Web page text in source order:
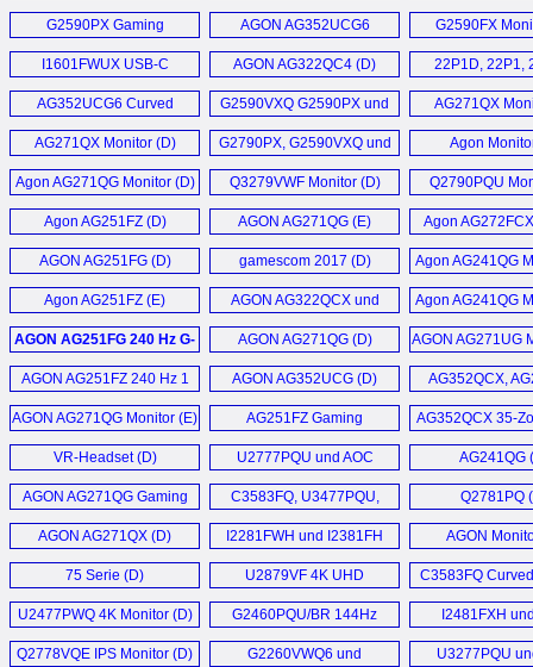
Monitor (D)
AOC 27V2Q (D)
C32G1 Curved
G2590PX Gaming
Monitor (E)
AGON AG352UCG6
Monitor (E)
G2590FX
I1601FWUX USB-C
Monitor (D)
AGON AG322QC4 (D)
22P1D, 22P1,
X24P1, 27P1 und
AG352UCG6 Curved
Monitor (D)
G2590VXQ G2590PX und
G2790PX (D)
AG271QX
AG271QX Monitor (D)
G2790PX, G2590VXQ und
G2590PX Monitor (D)
Agon
Agon AG271QG Monitor (D) Q3279VWF Monitor (D) Q2790PQU
Agon AG251FZ (D) AGON AG271QG (E)
Agon
Monitor
AGON AG251FG (D)
gamescom 2017 (D) Agon AG241QG
Agon AG251FZ (E)
AGON AG322QCX und
AG272FCX (D)
Agon AG241QG
AGON AG251FG 240 Hz G-
SYNC Monitor (D)
AGON AG271QG (D) AGON AG271UG
AGON AG251FZ 240 Hz 1
ms Gaming Monitor (D)
AGON AG352UCG (D)
AG352QCX,
Q2781PQ
AGON AG271QG Monitor (E)
AG251FZ Gaming
Monitor (D)
AG352QCX 35-
Gaming
VR-Headset (D)
U2777PQU und AOC
U3277PWQU (D)
AG241QG
AGON AG271QG Gaming
Monitor (D)
C3583FQ, U3477PQU,
U3277PQU und
Q3277PQU (D)
Q2781PQ
AGON AG271QX (D)
I2281FWH und I2381FH
Monitor (D)
AGON
75 Serie (D)
U2879VF 4K UHD
Monitor (D)
C3583FQ
Monitor
U2477PWQ 4K Monitor (D)
G2460PQU/BR 144Hz
Monitor (E)
I2481FXH
I2781FH
Q2778VQE IPS Monitor (D)
G2260VWQ6 und U3277PQU